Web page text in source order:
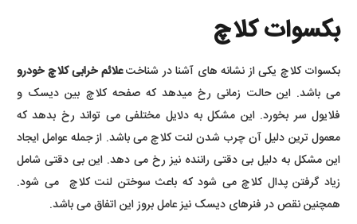
بکسوات کلاچ
بکسوات کلاچ یکی از نشانه های آشنا در شناختعلائم خرابی کلاچ خودرو
می باشد. این حالت زمانی رخ میدهد که صفحه کلاچ بین دیسک و
فلایول سر بخورد. این مشکل به دلایل مختلفی می تواند رخ بدهد که
معمول ترین دلیل آن چرب شدن لنت کلاچ می باشد. از جمله عوامل ایجاد
این مشکل به دلیل بی دقتی راننده نیز رخ می دهد. این بی دقتی شامل
زیاد گرفتن پدال کلاچ می شود که باعث سوختن لنت کلاچ می شود.
همچنین نقص در فنرهای دیسک نیز عامل بروز این اتفاق می باشد.